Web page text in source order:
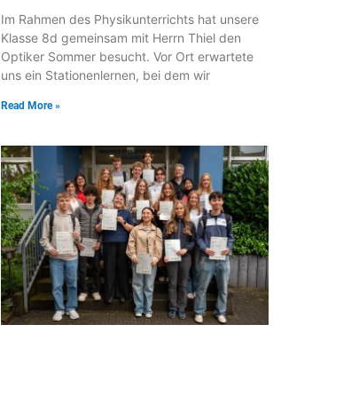
Im Rahmen des Physikunterrichts hat unsere
Klasse 8d gemeinsam mit Herrn Thiel den
Optiker Sommer besucht. Vor Ort erwartete
uns ein Stationenlernen, bei dem wir
Read More »